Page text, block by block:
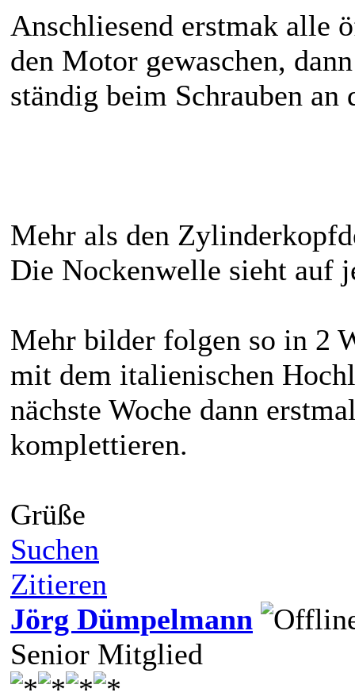
Anschliesend erstmak alle
den Motor gewaschen,
ständig beim Schrauben an
Mehr als den
Die Nockenwelle sieht auf
Mehr bilder folgen so in 2
mit dem italienischen
nächste Woche dann
komplettieren.
Grüße
Suchen
Zitieren
Jörg Dümpelmann
Senior Mitglied